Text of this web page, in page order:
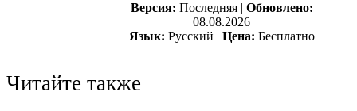
Версия: Последняя | Обновлено:
08.08.2026
Язык: Русский | Цена: Бесплатно
Читайте также